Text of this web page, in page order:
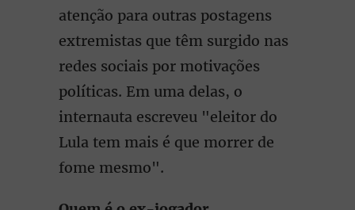
atenção para outras postagens
extremistas que têm surgido nas
redes sociais por motivações
políticas. Em uma delas, o
internauta escreveu "eleitor do
Lula tem mais é que morrer de
fome mesmo".